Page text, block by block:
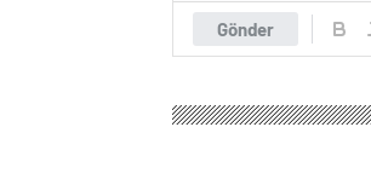
Gönder